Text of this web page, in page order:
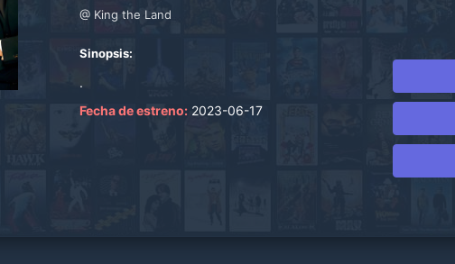
@ King the Land
Sinopsis:
.
Fecha de estreno: 2023-06-17